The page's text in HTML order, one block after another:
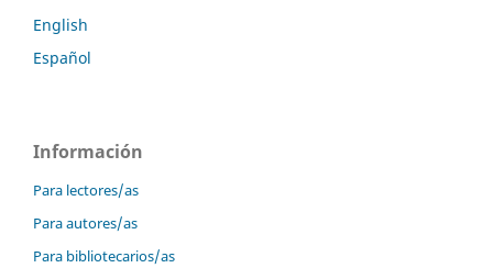
English
Español
Información
Para lectores/as
Para autores/as
Para bibliotecarios/as